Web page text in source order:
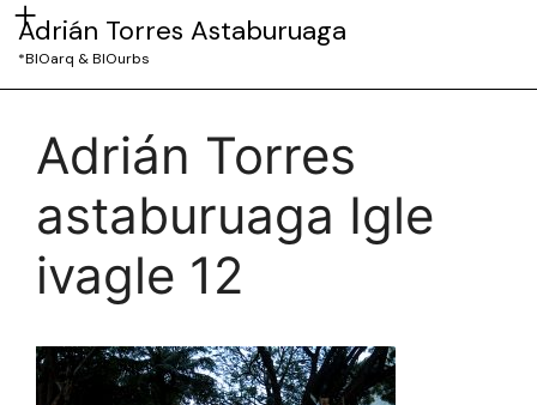
Adrián Torres Astaburuaga
*BIOarq & BIOurbs
Adrián Torres
astaburuaga Igle
ivagle 12